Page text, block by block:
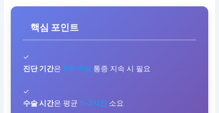
핵심 포인트
✓
진단 기간은 3주 이상 통증 지속 시 필요
✓
수술 시간은 평균 1~2시간 소요